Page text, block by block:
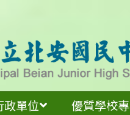
政單位 優質學校